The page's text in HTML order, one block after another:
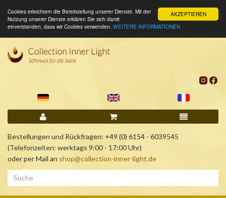
AKZEPTIEREN
Cookies erleichtern die Bereitstellung unserer Dienste. Mit der
Nutzung unserer Dienste erklären Sie sich damit
einverstanden, dass wir Cookies verwenden. WEITERE INFORMATIONEN
Bestellungen und Rückfragen: +49 (0) 6154 - 6039545
(Telefonzeiten: werktags 9:00 - 17:00 Uhr)
oder per Mail an shop@collection-inner-light.de